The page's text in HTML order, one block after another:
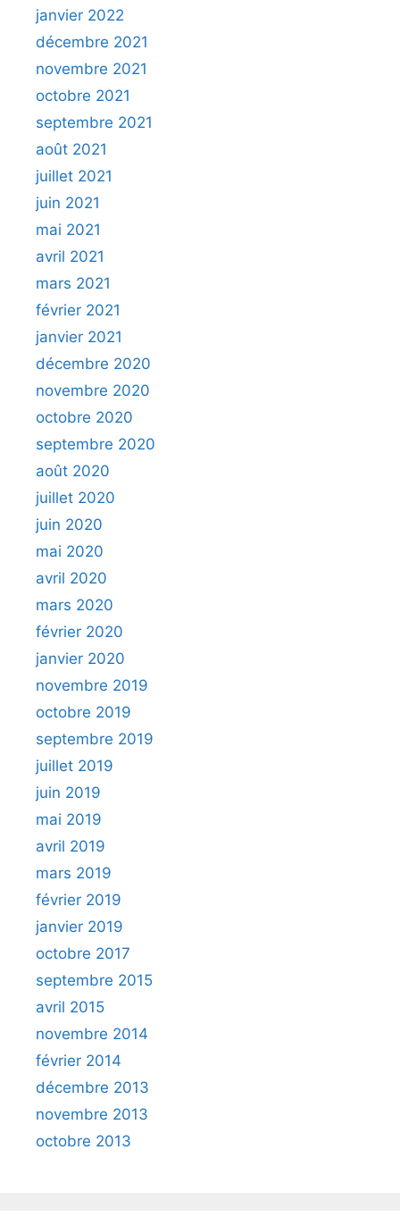
janvier 2022
décembre 2021
novembre 2021
octobre 2021
septembre 2021
août 2021
juillet 2021
juin 2021
mai 2021
avril 2021
mars 2021
février 2021
janvier 2021
décembre 2020
novembre 2020
octobre 2020
septembre 2020
août 2020
juillet 2020
juin 2020
mai 2020
avril 2020
mars 2020
février 2020
janvier 2020
novembre 2019
octobre 2019
septembre 2019
juillet 2019
juin 2019
mai 2019
avril 2019
mars 2019
février 2019
janvier 2019
octobre 2017
septembre 2015
avril 2015
novembre 2014
février 2014
décembre 2013
novembre 2013
octobre 2013